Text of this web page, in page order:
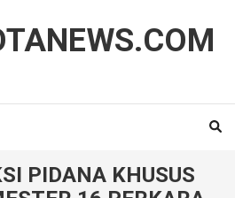
PIDANA KHUSUS